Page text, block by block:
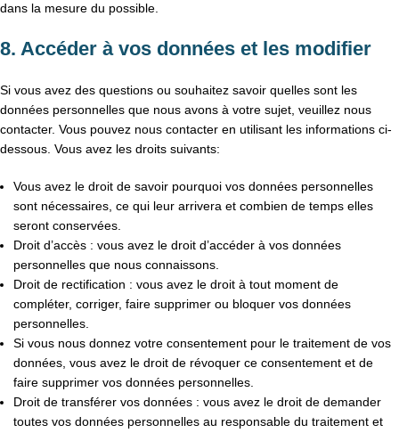
dans la mesure du possible.
8. Accéder à vos données et les modifier
Si vous avez des questions ou souhaitez savoir quelles sont les
données personnelles que nous avons à votre sujet, veuillez nous
contacter. Vous pouvez nous contacter en utilisant les informations ci-
dessous. Vous avez les droits suivants:
Vous avez le droit de savoir pourquoi vos données personnelles
sont nécessaires, ce qui leur arrivera et combien de temps elles
seront conservées.
Droit d’accès : vous avez le droit d’accéder à vos données
personnelles que nous connaissons.
Droit de rectification : vous avez le droit à tout moment de
compléter, corriger, faire supprimer ou bloquer vos données
personnelles.
Si vous nous donnez votre consentement pour le traitement de vos
données, vous avez le droit de révoquer ce consentement et de
faire supprimer vos données personnelles.
Droit de transférer vos données : vous avez le droit de demander
toutes vos données personnelles au responsable du traitement et